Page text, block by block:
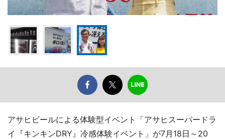
アサヒビールによる体験型イベント「アサヒスーパードラ
イ『キンキンDRY』冷感体験イベント」が7月18日～20